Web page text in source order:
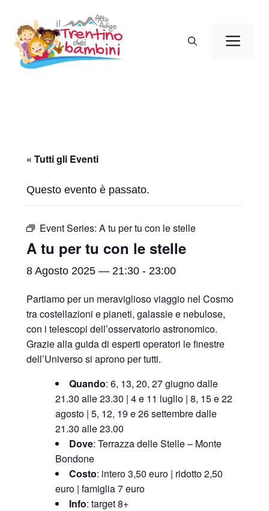
contenuto
« Tutti gli Eventi
Questo evento è passato.
Event Series: A tu per tu con le stelle
A tu per tu con le stelle
8 Agosto 2025 — 21:30 - 23:00
Partiamo per un meraviglioso viaggio nel Cosmo
tra costellazioni e pianeti, galassie e nebulose,
con i telescopi dell’osservatorio astronomico.
Grazie alla guida di esperti operatori le finestre
dell’Universo si aprono per tutti.
Quando: 6, 13, 20, 27 giugno dalle
21.30 alle 23.30 | 4 e 11 luglio | 8, 15 e 22
agosto | 5, 12, 19 e 26 settembre dalle
21.30 alle 23.00
Dove: Terrazza delle Stelle – Monte
Bondone
Costo: intero 3,50 euro | ridotto 2,50
euro | famiglia 7 euro
Info: target 8+